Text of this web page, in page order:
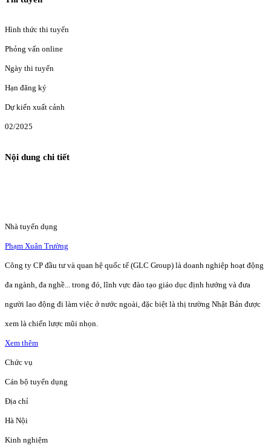
Hình thức thi tuyển
Phỏng vấn online
Ngày thi tuyển
Hạn đăng ký
Dự kiến xuất cảnh
02/2025
Nội dung chi tiết
Nhà tuyển dụng
Phạm Xuân Trường
Công ty CP đầu tư và quan hệ quốc tế (GLC Group) là doanh nghiệp hoạt động
đa ngành, đa nghề... trong đó, lĩnh vực đào tạo giáo dục định hướng và đưa
người lao động đi làm việc ở nước ngoài, đặc biệt là thị trường Nhật Bản được
xem là chiến lược mũi nhọn.
Xem thêm
Chức vụ
Cán bộ tuyển dụng
Địa chỉ
Hà Nội
Kinh nghiệm